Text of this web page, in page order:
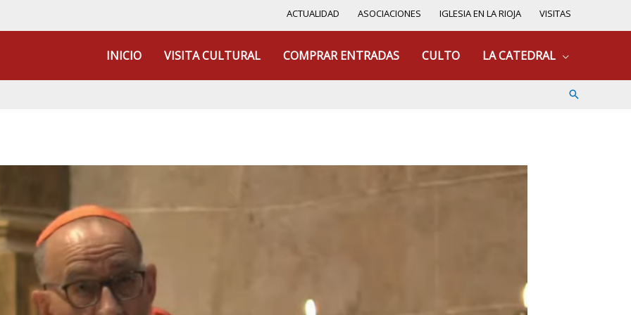
ACTUALIDAD ASOCIACIONES IGLESIA EN LA RIOJA VISITAS
INICIO VISITA CULTURAL COMPRAR ENTRADAS CULTO LA CATEDRAL
Buscar